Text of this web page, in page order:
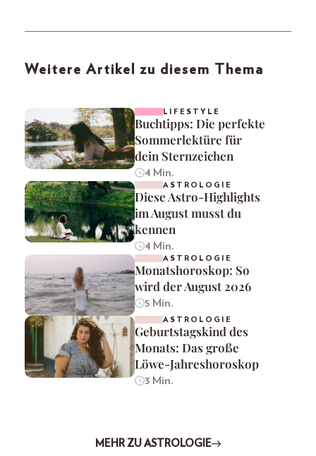
Weitere Artikel zu diesem Thema
LIFESTYLE
Buchtipps: Die perfekte
Sommerlektüre für
dein Sternzeichen
4 Min.
ASTROLOGIE
Diese Astro-Highlights
im August musst du
kennen
4 Min.
ASTROLOGIE
Monatshoroskop: So
wird der August 2026
5 Min.
ASTROLOGIE
Geburtstagskind des
Monats: Das große
Löwe-Jahreshoroskop
3 Min.
MEHR ZU ASTROLOGIE